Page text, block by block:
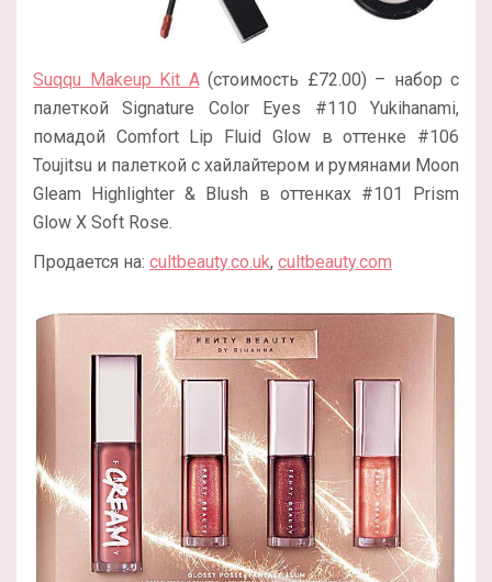
Suqqu Makeup Kit A(стоимость £72.00) – набор с
палеткой Signature Color Eyes #110 Yukihanami,
помадой Comfort Lip Fluid Glow в оттенке #106
Toujitsu и палеткой с хайлайтером и румянами Moon
Gleam Highlighter & Blush в оттенках #101 Prism
Glow X Soft Rose.
Продается на: cultbeauty.co.uk, cultbeauty.com